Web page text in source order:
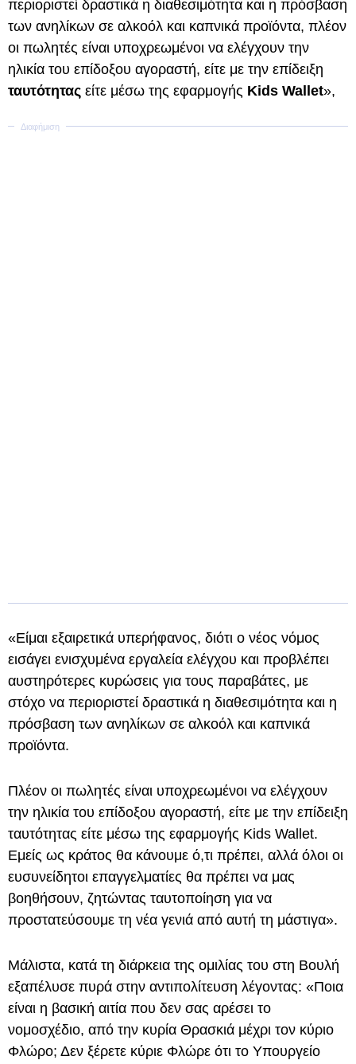
περιοριστεί δραστικά η διαθεσιμότητα και η πρόσβαση
των ανηλίκων σε αλκοόλ και καπνικά προϊόντα, πλέον
οι πωλητές είναι υποχρεωμένοι να ελέγχουν την
ηλικία του επίδοξου αγοραστή, είτε με την επίδειξη
ταυτότητας είτε μέσω της εφαρμογής Kids Wallet»,
«Είμαι εξαιρετικά υπερήφανος, διότι ο νέος νόμος
εισάγει ενισχυμένα εργαλεία ελέγχου και προβλέπει
αυστηρότερες κυρώσεις για τους παραβάτες, με
στόχο να περιοριστεί δραστικά η διαθεσιμότητα και η
πρόσβαση των ανηλίκων σε αλκοόλ και καπνικά
προϊόντα.
Πλέον οι πωλητές είναι υποχρεωμένοι να ελέγχουν
την ηλικία του επίδοξου αγοραστή, είτε με την επίδειξη
ταυτότητας είτε μέσω της εφαρμογής Kids Wallet.
Εμείς ως κράτος θα κάνουμε ό,τι πρέπει, αλλά όλοι οι
ευσυνείδητοι επαγγελματίες θα πρέπει να μας
βοηθήσουν, ζητώντας ταυτοποίηση για να
προστατεύσουμε τη νέα γενιά από αυτή τη μάστιγα».
Μάλιστα, κατά τη διάρκεια της ομιλίας του στη Βουλή
εξαπέλυσε πυρά στην αντιπολίτευση λέγοντας: «Ποια
είναι η βασική αιτία που δεν σας αρέσει το
νομοσχέδιο, από την κυρία Θρασκιά μέχρι τον κύριο
Φλώρο; Δεν ξέρετε κύριε Φλώρε ότι το Υπουργείο